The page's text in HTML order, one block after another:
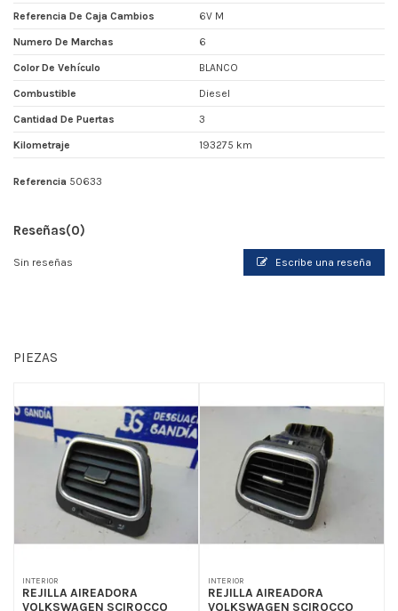
Referencia De Caja Cambios 6V M
Numero De Marchas 6
Color De Vehículo BLANCO
Combustible Diesel
Cantidad De Puertas 3
Kilometraje 193275 km
Referencia 50633
Reseñas(0)
Sin reseñas Escribe una reseña
PIEZAS
INTERIOR
REJILLA AIREADORA
VOLKSWAGEN SCIROCCO
INTERIOR
REJILLA AIREADORA
VOLKSWAGEN SCIROCCO